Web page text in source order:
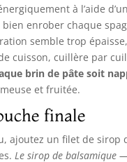
à l’aide
enrober chaque
semble trop
cuisson, cuillère par
brin de pâte soit
et fruitée.
finale
ajoutez un filet de sirop
Le sirop de balsamique